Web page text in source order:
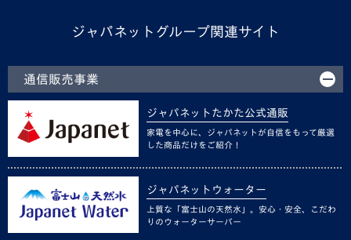
ジャパネットグループ関連サイト
通信販売事業
ジャパネットたかた公式通販
家電を中心に、ジャパネットが自信をもって厳選
した商品だけをご紹介！
ジャパネットウォーター
上質な「富士山の天然水」。安心・安全、こだわ
りのウォーターサーバー